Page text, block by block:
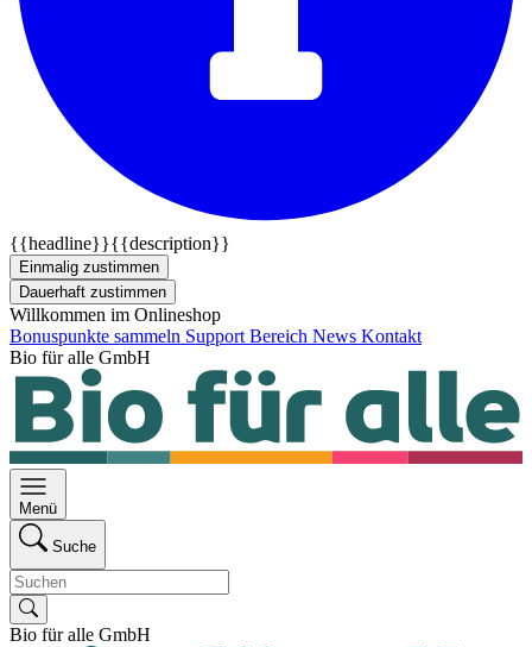
{{headline}}{{description}}
Einmalig zustimmen
Dauerhaft zustimmen
Willkommen im Onlineshop
Bonuspunkte sammeln Support Bereich News Kontakt
Bio für alle GmbH
Menü
Suche
Bio für alle GmbH